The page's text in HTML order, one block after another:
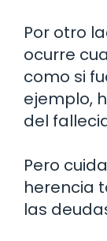
Por otro
ocurre
como si
ejemplo,
del
Pero
herencia
las